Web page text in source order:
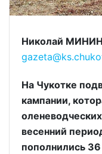
Николай МИНИН
На Чукотке
кампании,
весенний
пополнились